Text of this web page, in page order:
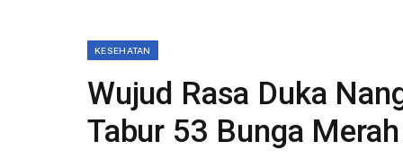
KESEHATAN
Wujud Rasa Duka
Tabur 53 Bunga